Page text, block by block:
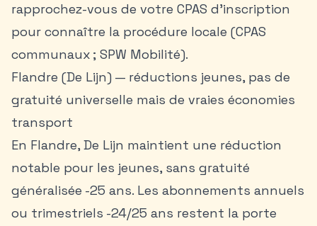
rapprochez-vous de votre CPAS d’inscription
pour connaître la procédure locale (CPAS
communaux ; SPW Mobilité).
Flandre (De Lijn) — réductions jeunes, pas de
gratuité universelle mais de vraies économies
transport
En Flandre, De Lijn maintient une réduction
notable pour les jeunes, sans gratuité
généralisée -25 ans. Les abonnements annuels
ou trimestriels -24/25 ans restent la porte